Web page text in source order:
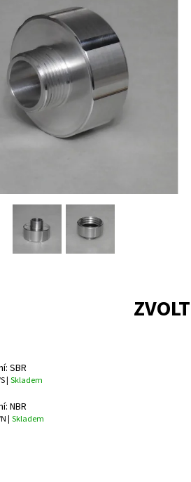
SBR
| Skladem
NBR
| Skladem